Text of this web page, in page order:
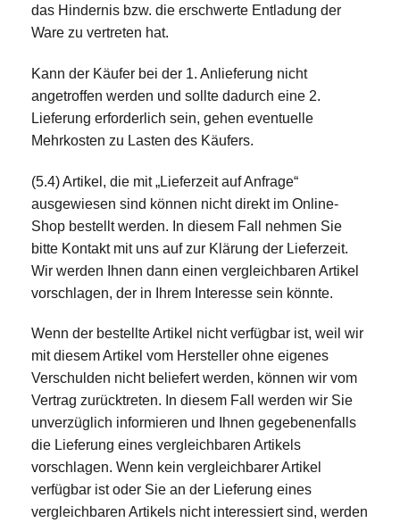
das Hindernis bzw. die erschwerte Entladung der
Ware zu vertreten hat.
Kann der Käufer bei der 1. Anlieferung nicht
angetroffen werden und sollte dadurch eine 2.
Lieferung erforderlich sein, gehen eventuelle
Mehrkosten zu Lasten des Käufers.
(5.4) Artikel, die mit „Lieferzeit auf Anfrage“
ausgewiesen sind können nicht direkt im Online-
Shop bestellt werden. In diesem Fall nehmen Sie
bitte Kontakt mit uns auf zur Klärung der Lieferzeit.
Wir werden Ihnen dann einen vergleichbaren Artikel
vorschlagen, der in Ihrem Interesse sein könnte.
Wenn der bestellte Artikel nicht verfügbar ist, weil wir
mit diesem Artikel vom Hersteller ohne eigenes
Verschulden nicht beliefert werden, können wir vom
Vertrag zurücktreten. In diesem Fall werden wir Sie
unverzüglich informieren und Ihnen gegebenenfalls
die Lieferung eines vergleichbaren Artikels
vorschlagen. Wenn kein vergleichbarer Artikel
verfügbar ist oder Sie an der Lieferung eines
vergleichbaren Artikels nicht interessiert sind, werden